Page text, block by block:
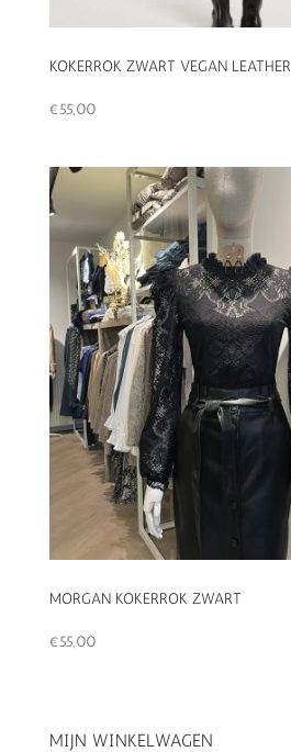
KOKERROK ZWART VEGAN LEATHER
€55,00
MORGAN KOKERROK ZWART
€55,00
MIJN WINKELWAGEN